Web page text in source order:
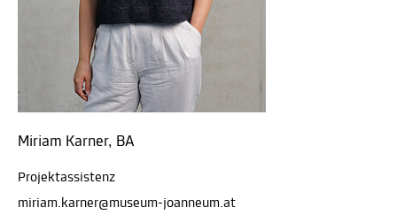
Miriam Karner, BA
Projektassistenz
miriam.karner@museum-joanneum.at